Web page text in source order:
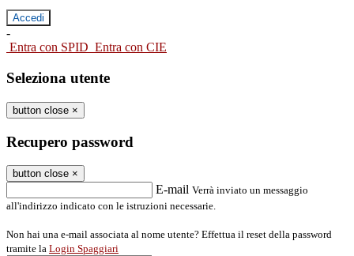
-
Entra con SPID Entra con CIE
Seleziona utente
button close ×
Recupero password
button close ×
E-mail Verrà inviato un messaggio
all'indirizzo indicato con le istruzioni necessarie.
Non hai una e-mail associata al nome utente? Effettua il reset della password
tramite la Login Spaggiari